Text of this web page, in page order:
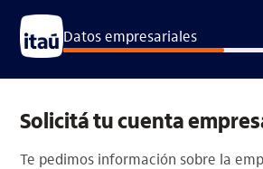
Solicitud de apertura
Datos empresariales
Solicitá tu cuenta
Te pedimos información sobre la